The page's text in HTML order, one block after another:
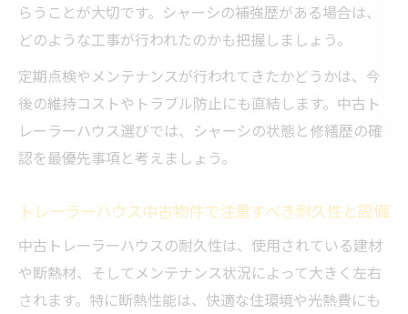
らうことが大切です。シャーシの補強歴がある場合は、
どのような工事が行われたのかも把握しましょう。
定期点検やメンテナンスが行われてきたかどうかは、今
後の維持コストやトラブル防止にも直結します。中古ト
レーラーハウス選びでは、シャーシの状態と修繕歴の確
認を最優先事項と考えましょう。
トレーラーハウス中古物件で注意すべき耐久性と設備
中古トレーラーハウスの耐久性は、使用されている建材
や断熱材、そしてメンテナンス状況によって大きく左右
されます。特に断熱性能は、快適な住環境や光熱費にも